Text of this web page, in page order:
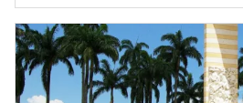
Image
principale